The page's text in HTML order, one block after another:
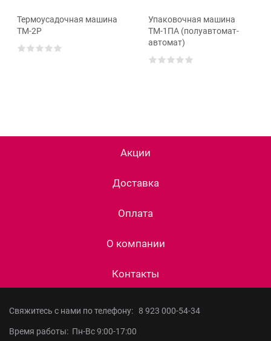
Термоусадочная машина
ТМ-2Р
Упаковочная машина
ТМ-1ПА (полуавтомат-
автомат)
Акции
Доставка
Оплата
О компании
Контакты
Свяжитесь с нами по телефону: 8 923 000-54-34
Время работы: Пн-Вс 9:00-17:00